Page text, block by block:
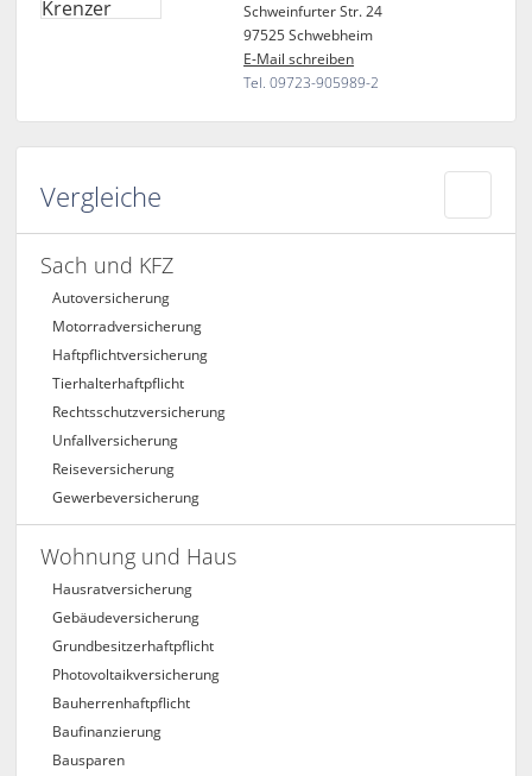
Schweinfurter Str. 24
97525 Schwebheim
E-Mail schreiben
Tel. 09723-905989-2
Vergleiche
Sach und KFZ
Autoversicherung
Motorradversicherung
Haftpflichtversicherung
Tierhalterhaftpflicht
Rechtsschutzversicherung
Unfallversicherung
Reiseversicherung
Gewerbeversicherung
Wohnung und Haus
Hausratversicherung
Gebäudeversicherung
Grundbesitzerhaftpflicht
Photovoltaikversicherung
Bauherrenhaftpflicht
Baufinanzierung
Bausparen